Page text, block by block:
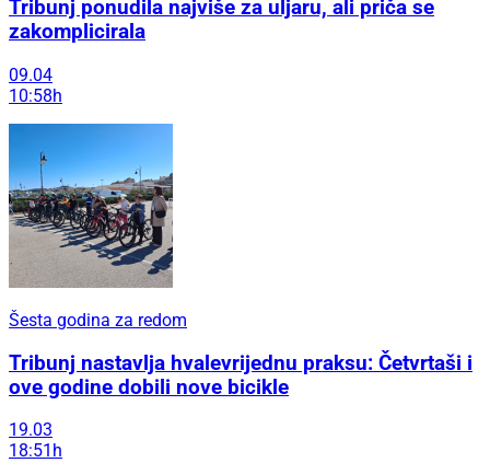
Tribunj ponudila najviše za uljaru, ali priča se
zakomplicirala
09.04
10:58h
Šesta godina za redom
Tribunj nastavlja hvalevrijednu praksu: Četvrtaši i
ove godine dobili nove bicikle
19.03
18:51h